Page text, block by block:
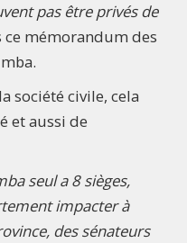
pas être privés de
ce mémorandum des
société civile, cela
et aussi de
seul a 8 sièges,
impacter à
des sénateurs